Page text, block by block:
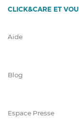
CLICK&CARE ET
Aide
Blog
Espace Presse